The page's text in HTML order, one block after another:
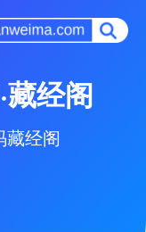
经阁
藏经阁